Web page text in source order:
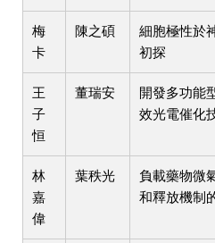
梅
卡
陳之碩
細胞極性於
初探
王
子
恒
董瑞安
開發多功能
效光電催化
林
嘉
偉
葉秩光
負載藥物微
和釋放機制